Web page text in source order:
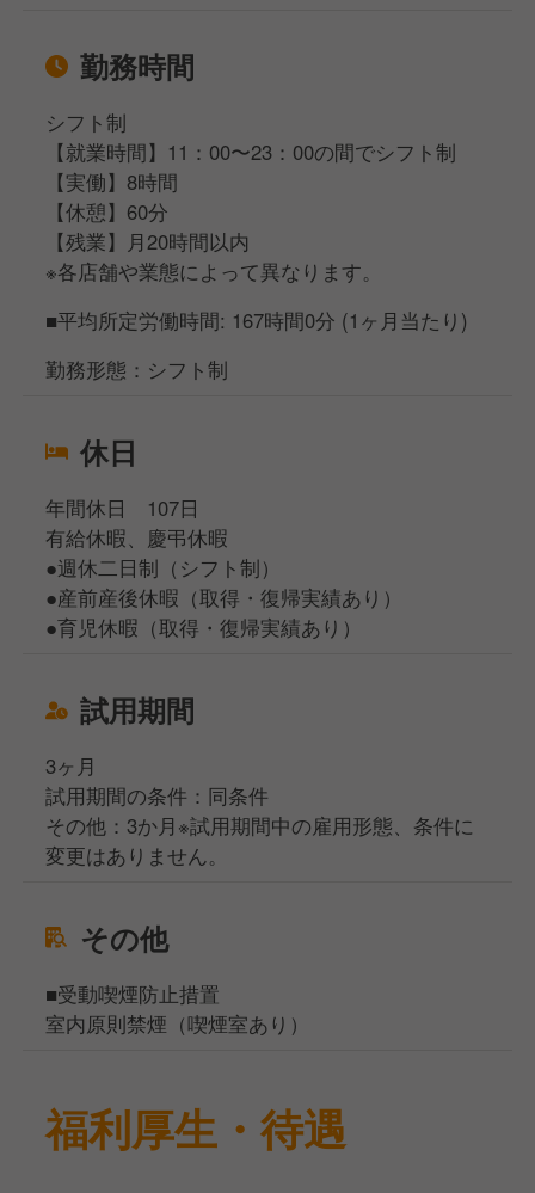
勤務時間
シフト制
【就業時間】11：00〜23：00の間でシフト制
【実働】8時間
【休憩】60分
【残業】月20時間以内
※各店舗や業態によって異なります。
■平均所定労働時間: 167時間0分 (1ヶ月当たり)
勤務形態：シフト制
休日
年間休日 107日
有給休暇、慶弔休暇
●週休二日制（シフト制）
●産前産後休暇（取得・復帰実績あり）
●育児休暇（取得・復帰実績あり）
試用期間
3ヶ月
試用期間の条件：同条件
その他：3か月※試用期間中の雇用形態、条件に
変更はありません。
その他
■受動喫煙防止措置
室内原則禁煙（喫煙室あり）
福利厚生・待遇